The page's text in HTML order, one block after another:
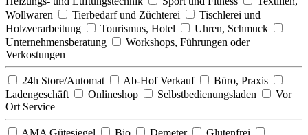
Wollwaren
Tierbedarf und Züchterei
Tischlerei und
Holzverarbeitung
Tourismus, Hotel
Uhren, Schmuck
Unternehmensberatung
Workshops, Führungen oder
Verkostungen
24h Store/Automat Ab-Hof Verkauf
Büro, Praxis
Ladengeschäft
Onlineshop Selbstbedienungsladen
Vor
Ort Service
AMA Gütesiegel Bio Demeter
Glutenfrei